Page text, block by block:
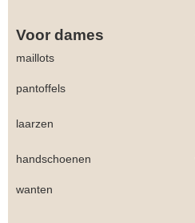
Voor dames
maillots
pantoffels
laarzen
handschoenen
wanten